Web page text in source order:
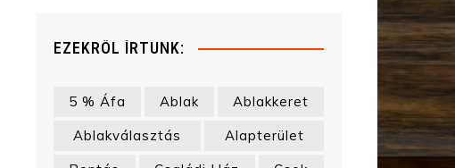
EZEKRŐL ÍRTUNK:
5 % Áfa Ablak
Ablakkeret
Ablakválasztás
Alapterület